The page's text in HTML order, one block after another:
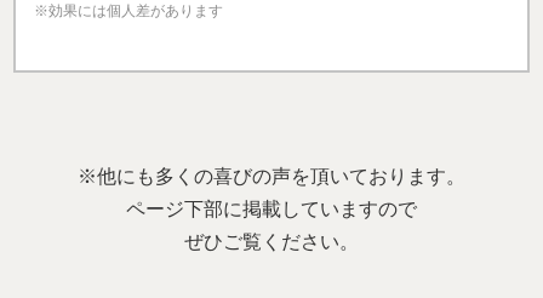
※効果には個人差があります
※他にも多くの喜びの声を頂いております。
ページ下部に掲載していますので
ぜひご覧ください。